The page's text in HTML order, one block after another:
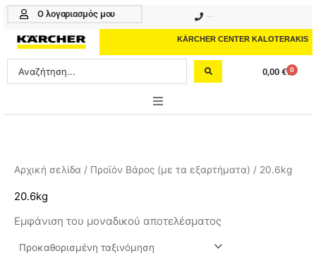
Μετάβαση
περιεχόμενο
Ο λογαριασμός μου
KÄRCHER CENTER KALOTERAKIS
Search
...
0,00 € 0
Cart
PROFESSIONAL
ΑΞΕΣΟΥΑΡ
ΚΑΘΑΡΙΣΤΙΚΑ
Αρχική σελίδα / Προϊόν Βάρος (με τα εξαρτήματα) / 20.6kg
20.6kg
Εμφάνιση του μοναδικού αποτελέσματος